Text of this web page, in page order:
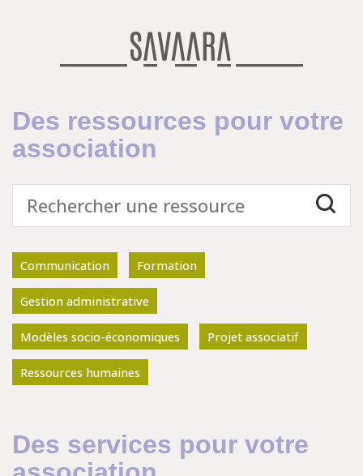
Des ressources pour votre
association
Communication Formation
Gestion administrative
Modèles socio-économiques Projet associatif
Ressources humaines
Des services pour votre